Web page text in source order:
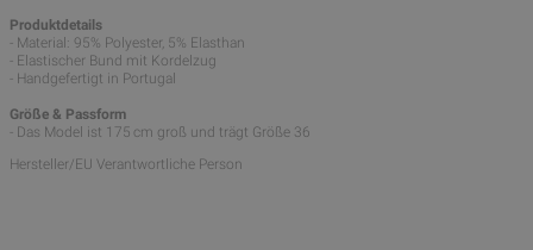
Produktdetails
- Material: 95% Polyester, 5% Elasthan
- Elastischer Bund mit Kordelzug
- Handgefertigt in Portugal
Größe & Passform
- Das Model ist 175 cm groß und trägt Größe 36
Hersteller/EU Verantwortliche Person